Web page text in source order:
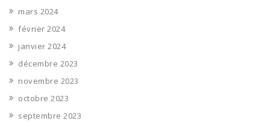
mars 2024
février 2024
janvier 2024
décembre 2023
novembre 2023
octobre 2023
septembre 2023